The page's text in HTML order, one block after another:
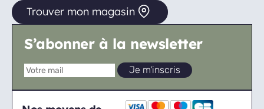
Trouver mon magasin
S’abonner à la newsletter